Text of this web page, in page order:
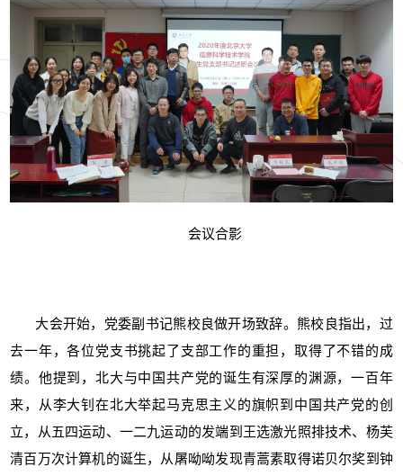
会议合影
大会开始，党委副书记熊校良做开场致辞。熊校良指出，过
去一年，各位党支书挑起了支部工作的重担，取得了不错的成
绩。他提到，北大与中国共产党的诞生有深厚的渊源，一百年
来，从李大钊在北大举起马克思主义的旗帜到中国共产党的创
立，从五四运动、一二九运动的发端到王选激光照排技术、杨芙
清百万次计算机的诞生，从屠呦呦发现青蒿素取得诺贝尔奖到钟